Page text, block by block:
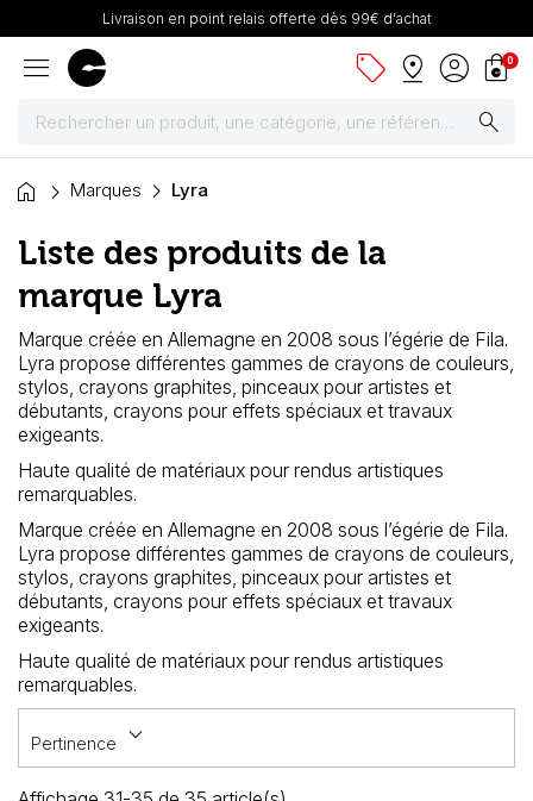
Livraison en point relais offerte dès 99€ d'achat
menu sell pin_drop account_circle shopping_bag
0
search
Peintures
Pinceaux & fournitures
Châssis, toiles & chevalets
Papiers
Dessin & arts graphiques
Cartons mousse & plume
Loisirs Créatifs
Coffrets & cadeaux
Encadrement
home Marques Lyra
Liste des produits de la
marque Lyra
Marque créée en Allemagne en 2008 sous l’égérie de Fila.
Lyra propose différentes gammes de crayons de couleurs,
stylos, crayons graphites, pinceaux pour artistes et
débutants, crayons pour effets spéciaux et travaux
exigeants.
Haute qualité de matériaux pour rendus artistiques
remarquables.
Marque créée en Allemagne en 2008 sous l’égérie de Fila.
Lyra propose différentes gammes de crayons de couleurs,
stylos, crayons graphites, pinceaux pour artistes et
débutants, crayons pour effets spéciaux et travaux
exigeants.
Haute qualité de matériaux pour rendus artistiques
remarquables.
Pertinence keyboard_arrow_down